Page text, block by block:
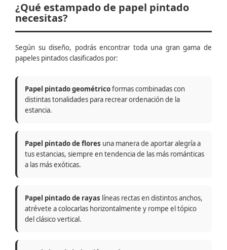
¿Qué estampado de papel pintado
necesitas?
Según su diseño, podrás encontrar toda una gran gama de
papeles pintados clasificados por:
Papel pintado geométricoformas combinadas con
distintas tonalidades para recrear ordenación de la
estancia.
Papel pintado de flores una manera de aportar alegría a
tus estancias, siempre en tendencia de las más románticas
a las más exóticas.
Papel pintado de rayas líneas rectas en distintos anchos,
atrévete a colocarlas horizontalmente y rompe el tópico
del clásico vertical.